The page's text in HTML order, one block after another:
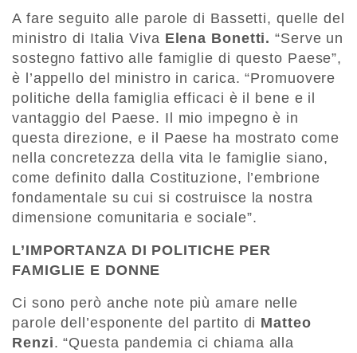
A fare seguito alle parole di Bassetti, quelle del
ministro di Italia Viva Elena Bonetti.“Serve un
sostegno fattivo alle famiglie di questo Paese”,
è l’appello del ministro in carica. “Promuovere
politiche della famiglia efficaci è il bene e il
vantaggio del Paese. Il mio impegno è in
questa direzione, e il Paese ha mostrato come
nella concretezza della vita le famiglie siano,
come definito dalla Costituzione, l’embrione
fondamentale su cui si costruisce la nostra
dimensione comunitaria e sociale”.
L’IMPORTANZA DI POLITICHE PER
FAMIGLIE E DONNE
Ci sono però anche note più amare nelle
parole dell’esponente del partito di Matteo
Renzi. “Questa pandemia ci chiama alla